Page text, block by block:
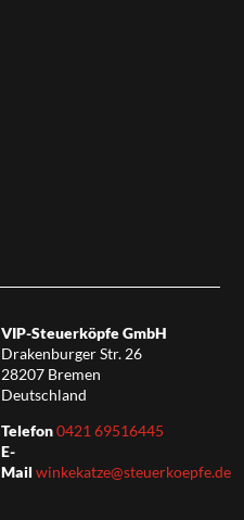
VIP-Steuerköpfe GmbH
Drakenburger Str. 26
28207 Bremen
Deutschland
Telefon0421 69516445
E-
Mail winkekatze@steuerkoepfe.de